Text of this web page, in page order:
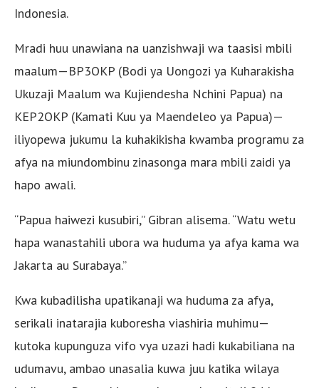
Indonesia.
Mradi huu unawiana na uanzishwaji wa taasisi mbili
maalum—BP3OKP (Bodi ya Uongozi ya Kuharakisha
Ukuzaji Maalum wa Kujiendesha Nchini Papua) na
KEP2OKP (Kamati Kuu ya Maendeleo ya Papua)—
iliyopewa jukumu la kuhakikisha kwamba programu za
afya na miundombinu zinasonga mara mbili zaidi ya
hapo awali.
“Papua haiwezi kusubiri,” Gibran alisema. “Watu wetu
hapa wanastahili ubora wa huduma ya afya kama wa
Jakarta au Surabaya.”
Kwa kubadilisha upatikanaji wa huduma za afya,
serikali inatarajia kuboresha viashiria muhimu—
kutoka kupunguza vifo vya uzazi hadi kukabiliana na
udumavu, ambao unasalia kuwa juu katika wilaya